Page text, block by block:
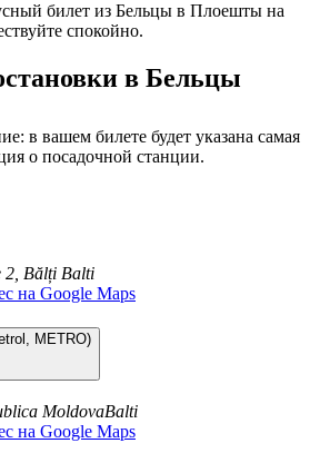
билет из Бельцы в Плоешты на
спокойно.
в Бельцы
в вашем билете будет указана самая
о посадочной станции.
2, Bălți Balti
на Google Maps
METRO)
MoldovaBalti
на Google Maps